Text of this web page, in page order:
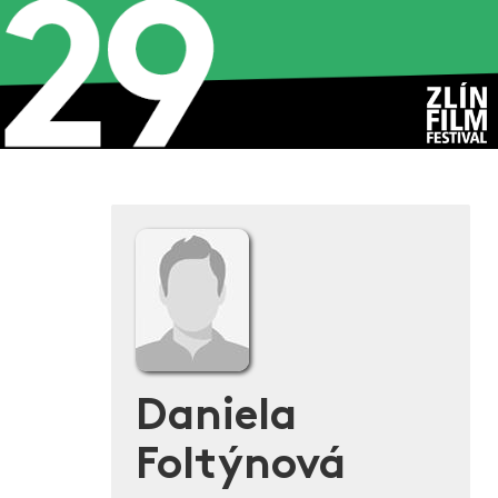
Daniela
Foltýnová